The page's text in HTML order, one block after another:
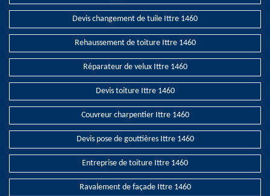
Devis changement de tuile Ittre 1460
Rehaussement de toiture Ittre 1460
Réparateur de velux Ittre 1460
Devis toiture Ittre 1460
Couvreur charpentier Ittre 1460
Devis pose de gouttières Ittre 1460
Entreprise de toiture Ittre 1460
Ravalement de façade Ittre 1460